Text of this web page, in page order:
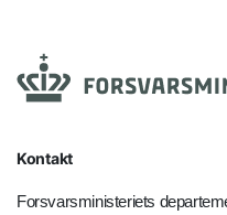
Kontakt
Forsvarsministeriets